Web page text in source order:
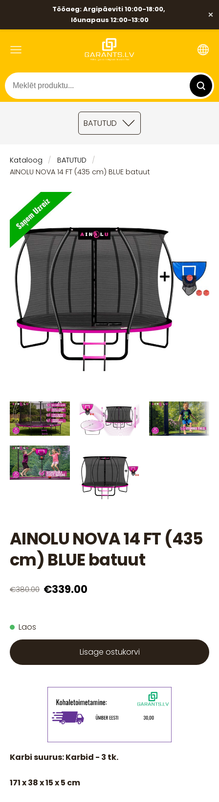
Tööaeg: Argipäeviti 10:00-18:00,
lõunapaus 12:00-13:00
×
BATUTUD
Kataloog
BATUTUD
AINOLU NOVA 14 FT (435 cm) BLUE batuut
AINOLU NOVA 14 FT (435
cm) BLUE batuut
€380.00 €339.00
Laos
Lisage ostukorvi
Karbi suurus: Karbid - 3 tk.
171 x 38 x 15 x 5 cm